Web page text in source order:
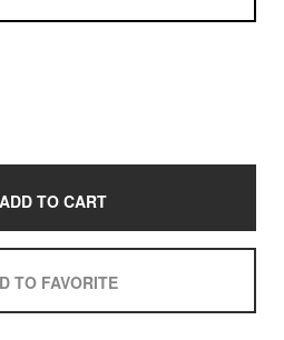
ADD TO CART
TO FAVORITE